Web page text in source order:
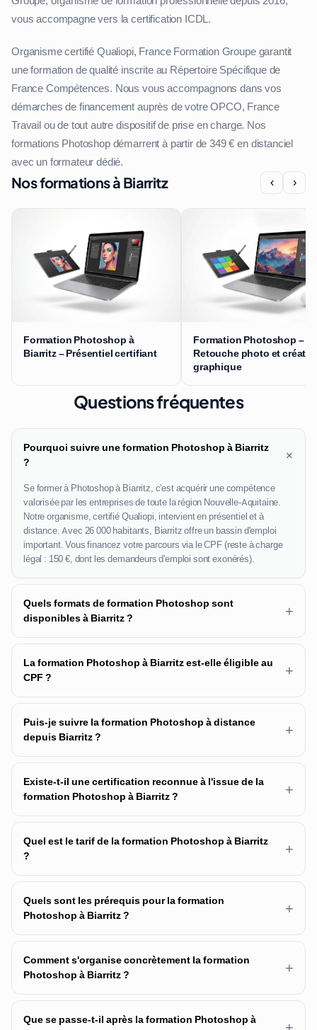
vous accompagne vers la certification ICDL.
Organisme certifié Qualiopi, France Formation Groupe garantit
une formation de qualité inscrite au Répertoire Spécifique de
France Compétences. Nous vous accompagnons dans vos
démarches de financement auprès de votre OPCO, France
Travail ou de tout autre dispositif de prise en charge. Nos
formations Photoshop démarrent à partir de 349 € en distanciel
avec un formateur dédié.
Nos formations à Biarritz ‹ ›
Formation Photoshop à
Biarritz – Présentiel certifiant
Formation Photoshop –
Retouche photo et
graphique
Questions fréquentes
Pourquoi suivre une formation Photoshop à Biarritz
?
+
Se former à Photoshop à Biarritz, c'est acquérir une compétence
valorisée par les entreprises de toute la région Nouvelle-Aquitaine.
Notre organisme, certifié Qualiopi, intervient en présentiel et à
distance. Avec 26 000 habitants, Biarritz offre un bassin d'emploi
important. Vous financez votre parcours via le CPF (reste à charge
légal : 150 €, dont les demandeurs d'emploi sont exonérés).
Quels formats de formation Photoshop sont
disponibles à Biarritz ?
+
La formation Photoshop à Biarritz est-elle éligible au
CPF ?
+
Puis-je suivre la formation Photoshop à distance
depuis Biarritz ?
+
Existe-t-il une certification reconnue à l'issue de la
formation Photoshop à Biarritz ?
+
Quel est le tarif de la formation Photoshop à Biarritz
?
+
Quels sont les prérequis pour la formation
Photoshop à Biarritz ?
+
Comment s'organise concrètement la formation
Photoshop à Biarritz ?
+
Que se passe-t-il après la formation Photoshop à